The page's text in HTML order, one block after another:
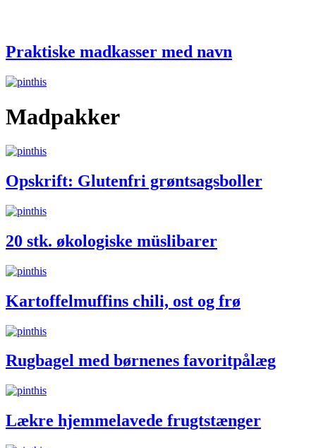
Praktiske madkasser med navn
Madpakker
Opskrift: Glutenfri grøntsagsboller
20 stk. økologiske müslibarer
Kartoffelmuffins chili, ost og frø
Rugbagel med børnenes favoritpålæg
Lækre hjemmelavede frugtstænger